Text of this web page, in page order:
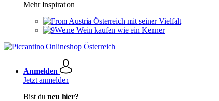
Mehr Inspiration
Österreich mit seiner Vielfalt
Wein kaufen wie ein Kenner
Anmelden
Jetzt anmelden
Bist du neu hier?